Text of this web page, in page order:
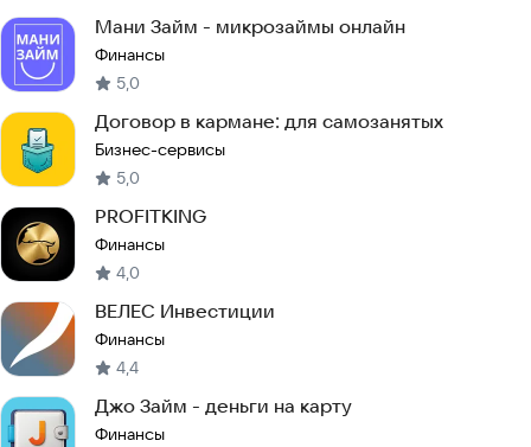
Мани Займ - микрозаймы онлайн
Финансы
5,0
Договор в кармане: для самозанятых
Бизнес-сервисы
5,0
PROFITKING
Финансы
4,0
ВЕЛЕС Инвестиции
Финансы
4,4
Джо Займ - деньги на карту
Финансы